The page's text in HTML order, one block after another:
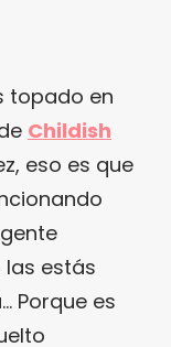
topado en
Childish
eso es que
estás
Porque es